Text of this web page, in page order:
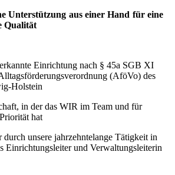
Unterstützung aus einer Hand für eine
Qualität
Einrichtung nach § 45a SGB XI
(AföVo) des
Holstein
in der das WIR im Team und für
hat
durch unsere jahrzehntelange Tätigkeit in
Einrichtungsleiter und Verwaltungsleiterin